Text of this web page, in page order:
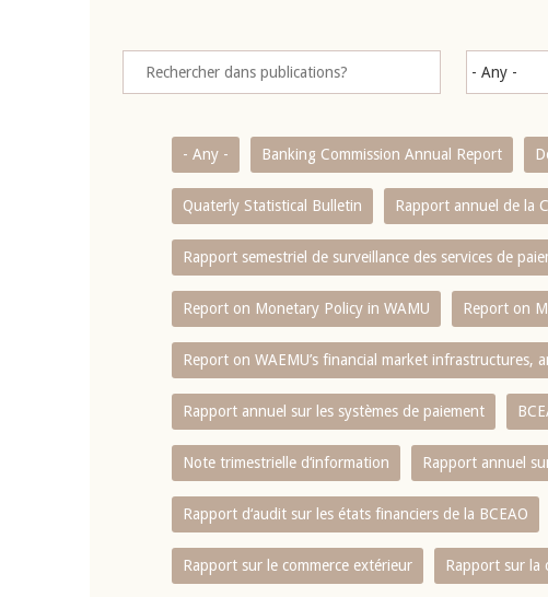
- Any - Banking Commission Annual Report
Quaterly Statistical Bulletin Rapport annuel de la
Rapport semestriel de surveillance des services de
Report on Monetary Policy in WAMU Report on
Report on WAEMU’s financial market infrastructures,
Rapport annuel sur les systèmes de paiement
Note trimestrielle d‘information Rapport annuel
Rapport d‘audit sur les états financiers de la BCEAO
Rapport sur le commerce extérieur Rapport sur la